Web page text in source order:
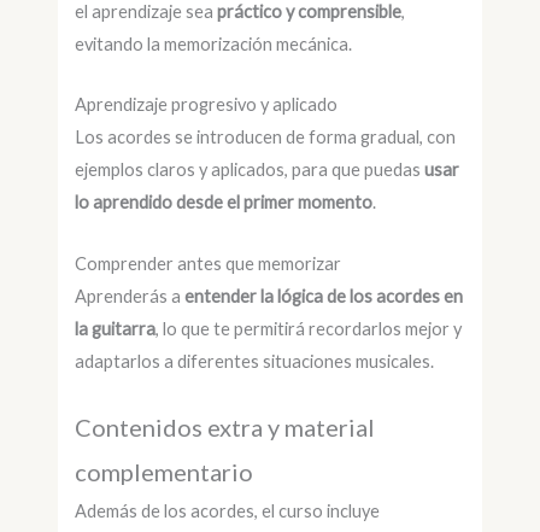
el aprendizaje seapráctico y comprensible,
evitando la memorización mecánica.
Aprendizaje progresivo y aplicado
Los acordes se introducen de forma gradual, con
ejemplos claros y aplicados, para que puedasusar
lo aprendido desde el primer momento.
Comprender antes que memorizar
Aprenderás aentender la lógica de los acordes en
la guitarra, lo que te permitirá recordarlos mejor y
adaptarlos a diferentes situaciones musicales.
Contenidos extra y material
complementario
Además de los acordes, el curso incluye